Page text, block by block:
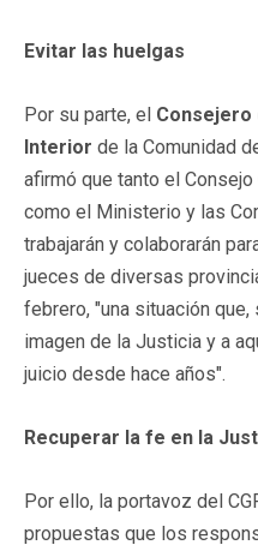
Evitar las huelgas
Por su parte, el Consejero
Interior de la Comunidad
afirmó que tanto el
como el Ministerio y las
trabajarán y colaborarán
jueces de diversas
febrero, "una situación que,
imagen de la Justicia y a
juicio desde hace años".
Recuperar la fe en la
Por ello, la portavoz del
propuestas que los